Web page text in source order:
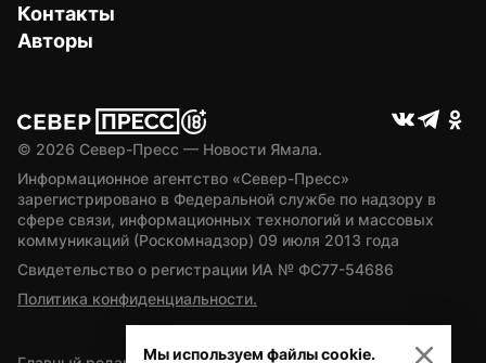
Контакты
Авторы
© 2026 Север-Пресс — Новости Ямала.
Информационное агентство «Север-Пресс»
зарегистрировано в Федеральной службе по надзору в
сфере связи, информационных технологий и массовых
коммуникаций (Роскомнадзор) 09 июля 2013 года
Свидетельство о регистрации ИА № ФС77-54686
Политика конфиденциальности.
Мы используем файлы cookie.